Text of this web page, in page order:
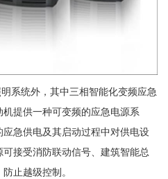
系统外，其中三相智能化变频应急
提供一种可变频的应急电源系
急供电及其启动过程中对供电设
接受消防联动信号、建筑智能总
止越级控制。